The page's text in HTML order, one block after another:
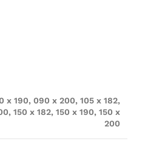
x 190, 090 x 200, 105 x 182,
, 150 x 182, 150 x 190, 150 x
200